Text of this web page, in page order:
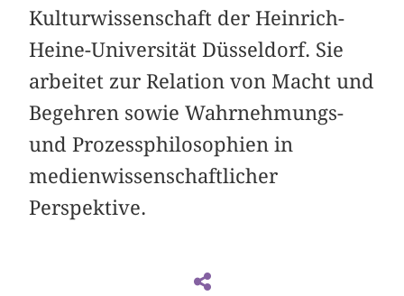
Kulturwissenschaft der Heinrich-
Heine-Universität Düsseldorf. Sie
arbeitet zur Relation von Macht und
Begehren sowie Wahrnehmungs-
und Prozessphilosophien in
medienwissenschaftlicher
Perspektive.